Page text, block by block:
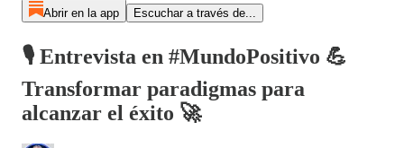
Abrir en la app Escuchar a través de...
🎙️ Entrevista en #MundoPositivo 💪
Transformar paradigmas para
alcanzar el éxito 🚀